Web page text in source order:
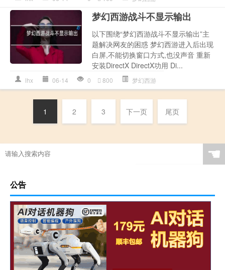
梦幻西游战斗不显示输出
以下围绕“梦幻西游战斗不显示输出”主
题解决网友的困惑 梦幻西游进入后出现
白屏,不能切换窗口方式,也没声音 重新
安装DirectX DirectX功用 Di...
lhx 06-14 0 800 梦幻西游
1 2 3 下一页 尾页
☚
公告